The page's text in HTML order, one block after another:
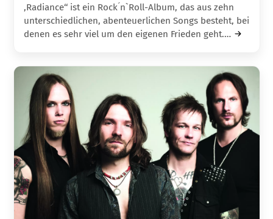
,Radiance‘‘ ist ein Rock ́n`Roll-Album, das aus zehn
unterschiedlichen, abenteuerlichen Songs besteht, bei
denen es sehr viel um den eigenen Frieden geht.…